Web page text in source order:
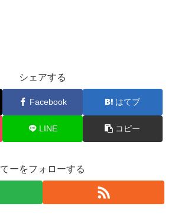
シェアする
Facebook はてブ
LINE コピー
てーをフォローする